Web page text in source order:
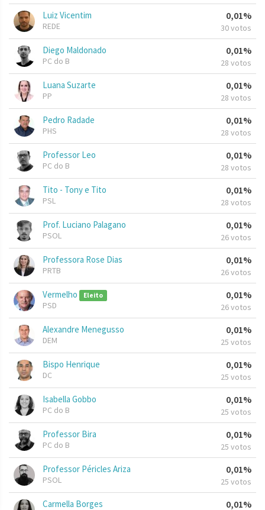
Luiz Vicentim
REDE
0,01%
30 votos
Diego Maldonado
PC do B
0,01%
28 votos
Luana Suzarte
PP
0,01%
28 votos
Pedro Radade
PHS
0,01%
28 votos
Professor Leo
PC do B
0,01%
28 votos
Tito - Tony e Tito
PSL
0,01%
28 votos
Prof. Luciano Palagano
PSOL
0,01%
26 votos
Professora Rose Dias
PRTB
0,01%
26 votos
Vermelho Eleito
PSD
0,01%
26 votos
Alexandre Menegusso
DEM
0,01%
25 votos
Bispo Henrique
DC
0,01%
25 votos
Isabella Gobbo
PC do B
0,01%
25 votos
Professor Bira
PC do B
0,01%
25 votos
Professor Péricles Ariza
PSOL
0,01%
25 votos
Carmella Borges 0,01%